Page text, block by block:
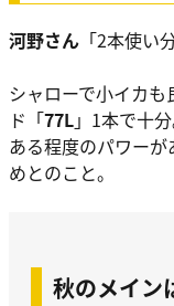
河野さん 「2本使い
シャローで小イカ
ド「77L」1本で十
ある程度のパワー
めとのこと。
秋のメイン